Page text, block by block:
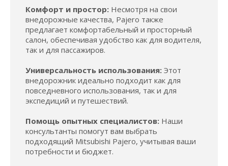
Комфорт и простор: Несмотря на свои
внедорожные качества, Pajero также
предлагает комфортабельный и просторный
салон, обеспечивая удобство как для водителя,
так и для пассажиров.
Универсальность использования: Этот
внедорожник идеально подходит как для
повседневного использования, так и для
экспедиций и путешествий.
Помощь опытных специалистов: Наши
консультанты помогут вам выбрать
подходящий Mitsubishi Pajero, учитывая ваши
потребности и бюджет.